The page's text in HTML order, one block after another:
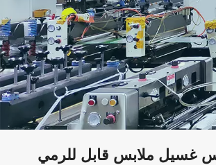
Español
بالعربية
غسيل ملابس قابل للرمي